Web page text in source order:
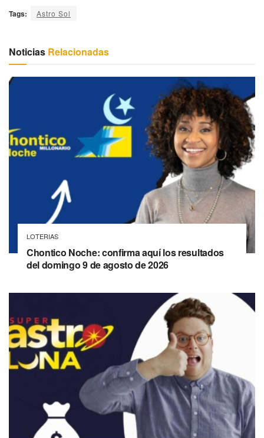
Tags: Astro Sol
Noticias Relacionadas
LOTERIAS
Chontico Noche: confirma aquí los resultados
del domingo 9 de agosto de 2026